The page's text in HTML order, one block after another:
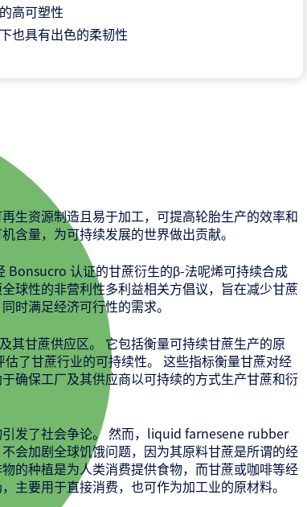
高可塑性
也具有出色的柔韧性
生资源制造且易于加工，可提高轮胎生产的效率和
含量，为可持续发展的世界做出贡献。
认证的甘蔗衍生的β-法呢烯可持续合成
球性的非营利性多利益相关方倡议，旨在减少甘蔗
时满足经济可行性的需求。
其甘蔗供应区。 它包括衡量可持续甘蔗生产的原
了甘蔗行业的可持续性。 这些指标衡量甘蔗对经
确保工厂及其供应商以可持续的方式生产甘蔗和衍
发了社会争论。 然而，liquid farnesene rubber
会加剧全球饥饿问题，因为其原料甘蔗是所谓的经
的种植是为人类消费提供食物，而甘蔗或咖啡等经
主要用于直接消费，也可作为加工业的原材料。